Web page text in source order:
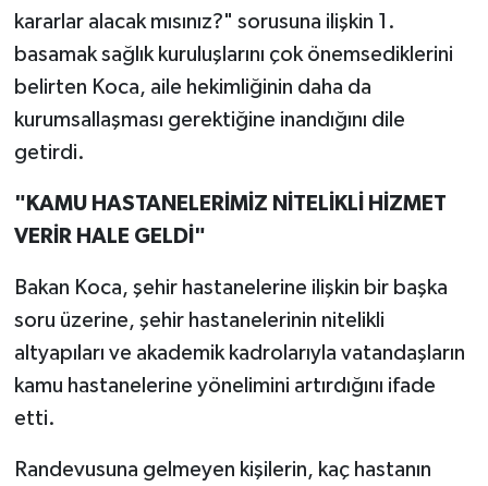
kararlar alacak mısınız?" sorusuna ilişkin 1.
basamak sağlık kuruluşlarını çok önemsediklerini
belirten Koca, aile hekimliğinin daha da
kurumsallaşması gerektiğine inandığını dile
getirdi.
"KAMU HASTANELERİMİZ NİTELİKLİ HİZMET
VERİR HALE GELDİ"
Bakan Koca, şehir hastanelerine ilişkin bir başka
soru üzerine, şehir hastanelerinin nitelikli
altyapıları ve akademik kadrolarıyla vatandaşların
kamu hastanelerine yönelimini artırdığını ifade
etti.
Randevusuna gelmeyen kişilerin, kaç hastanın